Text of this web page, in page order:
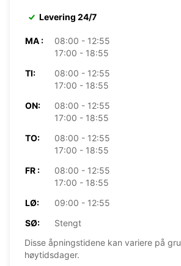
Levering 24/7
MA :
08:00 - 12:55
17:00 - 18:55
TI:
08:00 - 12:55
17:00 - 18:55
ON:
08:00 - 12:55
17:00 - 18:55
TO:
08:00 - 12:55
17:00 - 18:55
FR :
08:00 - 12:55
17:00 - 18:55
LØ:
09:00 - 12:55
SØ:
Stengt
Disse åpningstidene kan variere på
høytidsdager.